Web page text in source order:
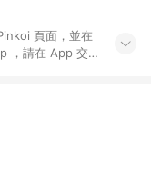
頁面，並在
，請在 App 交
惠，P coins，
請更新至